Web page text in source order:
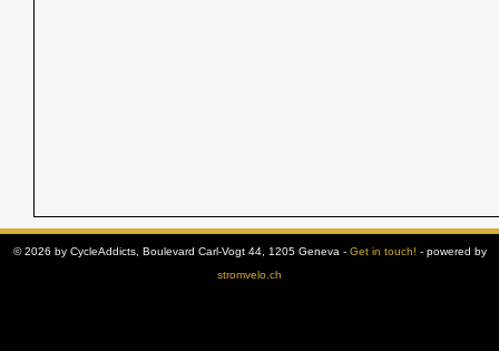
© 2026 by CycleAddicts, Boulevard Carl-Vogt 44, 1205 Geneva - Get in touch! - powered by
stromvelo.ch